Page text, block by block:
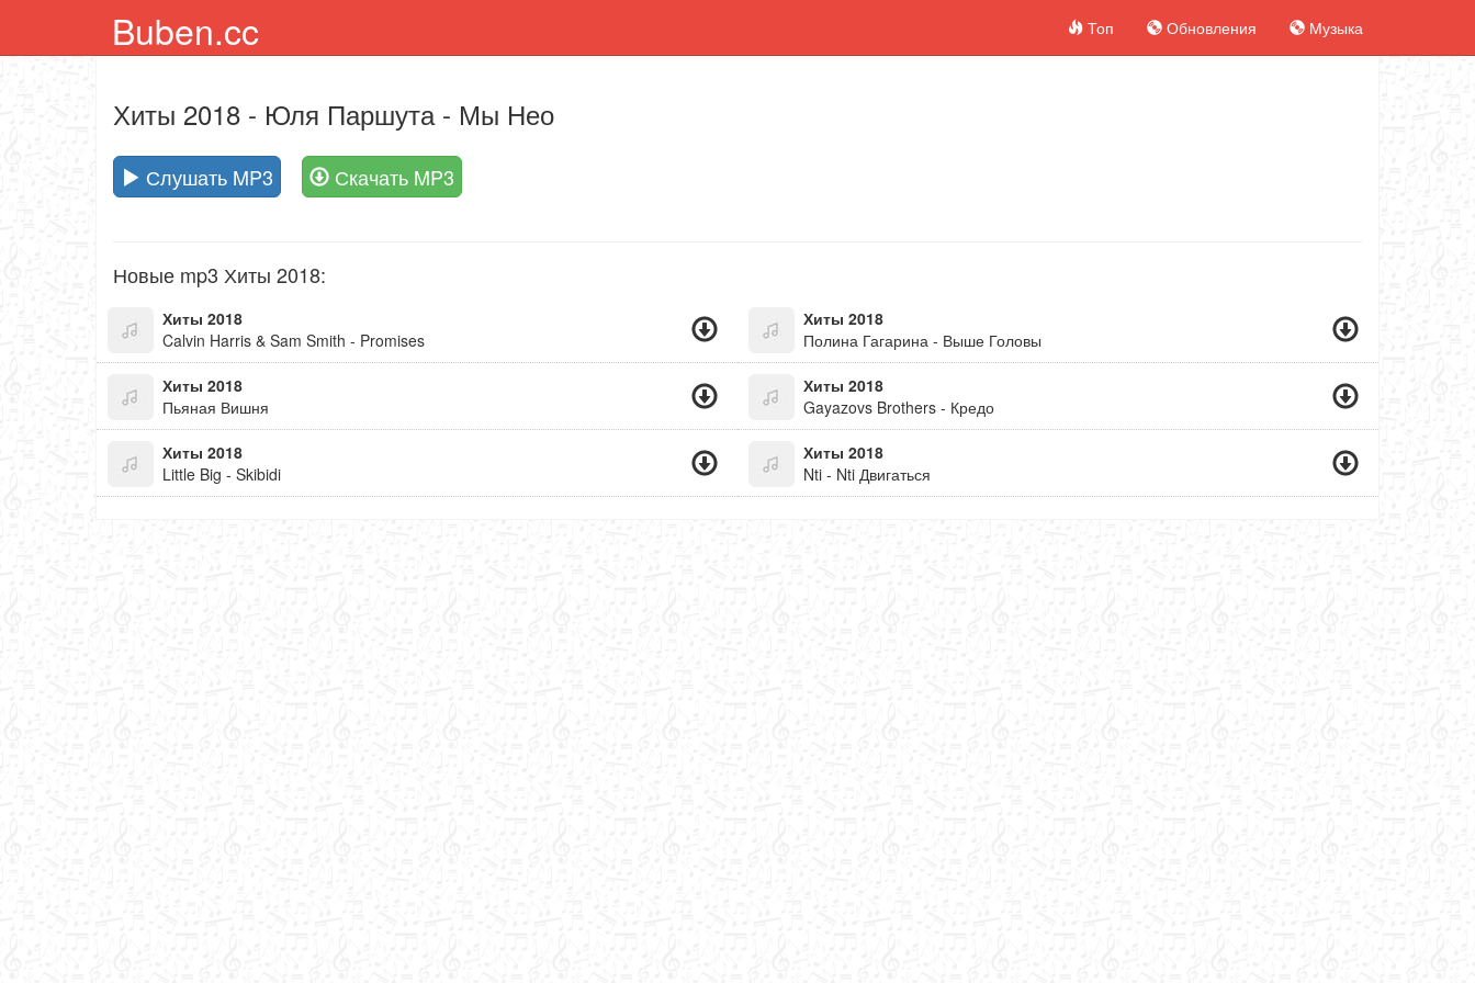
Buben.cc Топ Обновления Музыка
Хиты 2018 - Юля Паршута - Мы Нео
Слушать MP3 Скачать MP3
Новые mp3 Хиты 2018:
Хиты 2018
Calvin Harris & Sam Smith - Promises
Хиты 2018
Полина Гагарина - Выше Головы
Хиты 2018
Пьяная Вишня
Хиты 2018
Gayazovs Brothers - Кредо
Хиты 2018
Little Big - Skibidi
Хиты 2018
Nti - Nti Двигаться